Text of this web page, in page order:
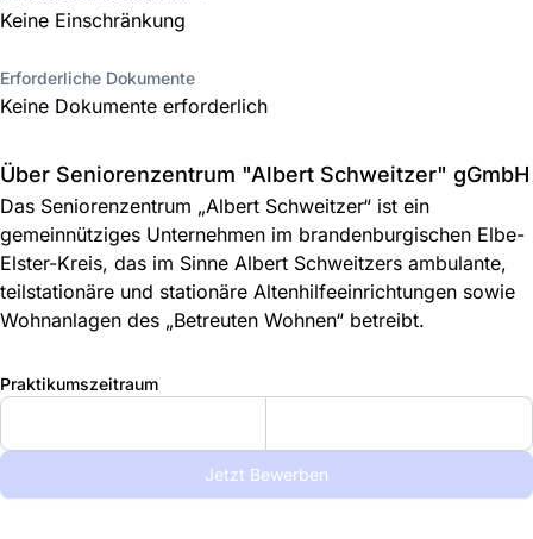
Keine Einschränkung
Erforderliche Dokumente
Keine Dokumente erforderlich
Über Seniorenzentrum "Albert Schweitzer" gGmbH
Das Seniorenzentrum „Albert Schweitzer“ ist ein
gemeinnütziges Unternehmen im brandenburgischen Elbe-
Elster-Kreis, das im Sinne Albert Schweitzers ambulante,
teilstationäre und stationäre Altenhilfeeinrichtungen sowie
Wohnanlagen des „Betreuten Wohnen“ betreibt.
Praktikumszeitraum
Jetzt Bewerben